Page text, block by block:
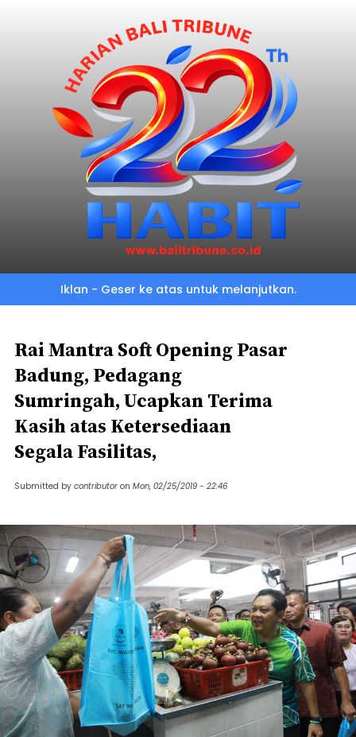
Iklan - Geser ke atas untuk melanjutkan.
Rai Mantra Soft Opening Pasar
Badung, Pedagang
Sumringah, Ucapkan Terima
Kasih atas Ketersediaan
Segala Fasilitas,
Submitted by contributor on Mon, 02/25/2019 - 22:46